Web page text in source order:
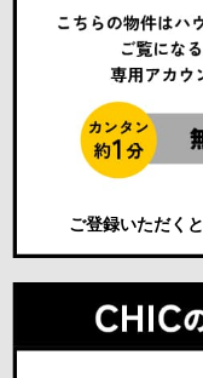
ご登録いただくと